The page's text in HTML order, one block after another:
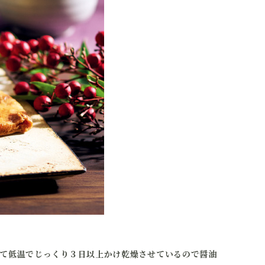
低温でじっくり３日以上かけ乾燥させているので醤油